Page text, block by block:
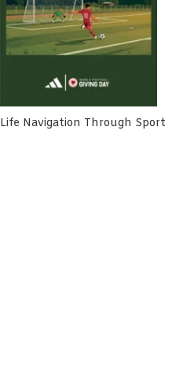
Life Navigation Through Sport